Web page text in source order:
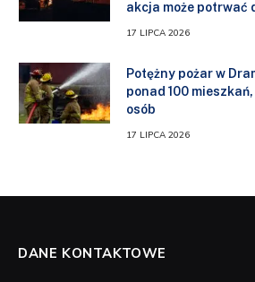
akcja może potrwać
17 LIPCA 2026
Potężny pożar w
ponad 100
osób
17 LIPCA 2026
DANE KONTAKTOWE